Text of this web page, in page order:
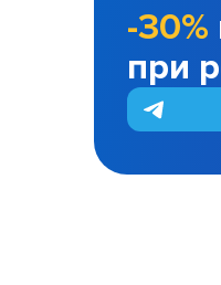
-30%
при